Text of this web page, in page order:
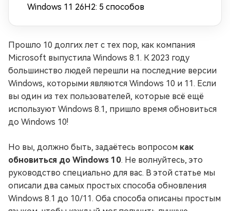
Windows 11 26H2: 5 способов
Прошло 10 долгих лет с тех пор, как компания
Microsoft выпустила Windows 8.1. К 2023 году
большинство людей перешли на последние версии
Windows, которыми являются Windows 10 и 11. Если
вы один из тех пользователей, которые всё ещё
используют Windows 8.1, пришло время обновиться
до Windows 10!
Но вы, должно быть, задаётесь вопросом как
обновиться до Windows 10. Не волнуйтесь, это
руководство специально для вас. В этой статье мы
описали два самых простых способа обновления
Windows 8.1 до 10/11. Оба способа описаны простым